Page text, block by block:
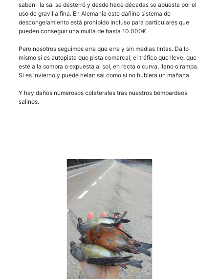
saben- la sal se desterró y desde hace décadas se apuesta por el
uso de gravilla fina. En Alemania este dañino sistema de
descongelamiento está prohibido incluso para particulares que
pueden conseguir una multa de hasta 10.000€
Pero nosotros seguimos erre que erre y sin medias tintas. Da lo
mismo si es autopista que pista comarcal, el tráfico que lleve, que
esté a la sombra o expuesta al sol, en recta o curva, llano o rampa.
Si es invierno y puede helar: sal como si no hubiera un mañana.
Y hay daños numerosos colaterales tras nuestros bombardeos
salinos.